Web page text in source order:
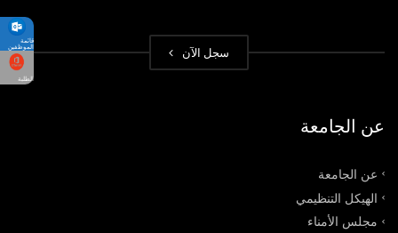
سجل الآن
عن الجامعة
عن الجامعة
الهيكل التنظيمي
مجلس الأمناء
قائمة
الموظفين
الطلبة